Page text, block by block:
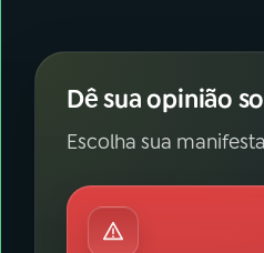
Dê sua opinião
Escolha sua